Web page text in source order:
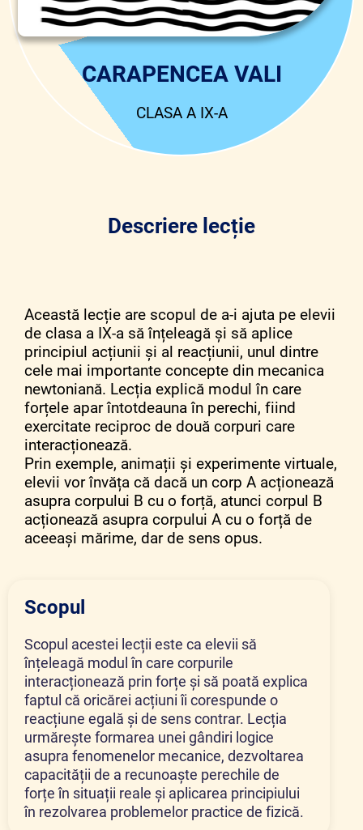
CARAPENCEA VALI
CLASA A IX-A
Descriere lecție
Această lecție are scopul de a-i ajuta pe elevii
de clasa a IX-a să înțeleagă și să aplice
principiul acțiunii și al reacțiunii, unul dintre
cele mai importante concepte din mecanica
newtoniană. Lecția explică modul în care
forțele apar întotdeauna în perechi, fiind
exercitate reciproc de două corpuri care
interacționează.
Prin exemple, animații și experimente virtuale,
elevii vor învăța că dacă un corp A acționează
asupra corpului B cu o forță, atunci corpul B
acționează asupra corpului A cu o forță de
aceeași mărime, dar de sens opus.
Scopul
Scopul acestei lecții este ca elevii să
înțeleagă modul în care corpurile
interacționează prin forțe și să poată explica
faptul că oricărei acțiuni îi corespunde o
reacțiune egală și de sens contrar. Lecția
urmărește formarea unei gândiri logice
asupra fenomenelor mecanice, dezvoltarea
capacității de a recunoaște perechile de
forțe în situații reale și aplicarea principiului
în rezolvarea problemelor practice de fizică.